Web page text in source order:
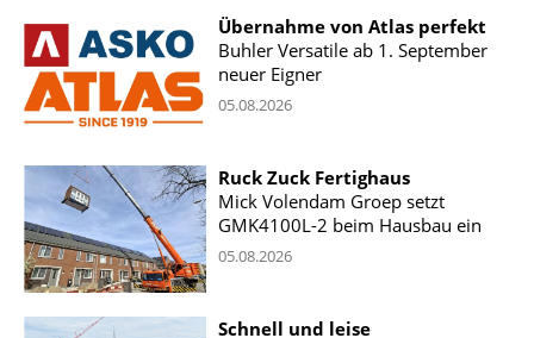
Übernahme von Atlas perfekt
Buhler Versatile ab 1. September
neuer Eigner
05.08.2026
Ruck Zuck Fertighaus
Mick Volendam Groep setzt
GMK4100L-2 beim Hausbau ein
05.08.2026
Schnell und leise